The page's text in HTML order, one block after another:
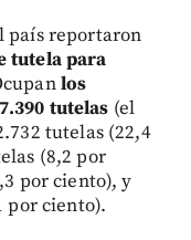
país reportaron
tutela para
los
tutelas (el
tutelas (22,4
(8,2 por
por ciento), y
por ciento).